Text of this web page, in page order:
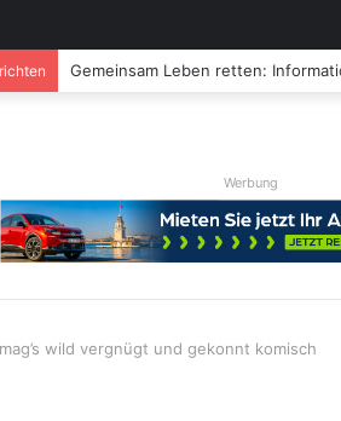
Gemeinsam Leben retten:
Werbung
wild vergnügt und gekonnt komisch